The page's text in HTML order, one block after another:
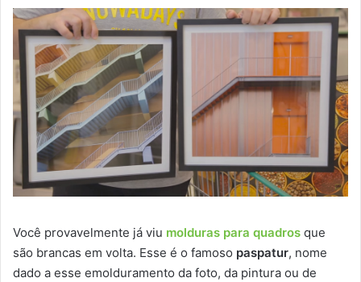
Você provavelmente já viu molduras para quadros que
são brancas em volta. Esse é o famoso paspatur, nome
dado a esse emolduramento da foto, da pintura ou de